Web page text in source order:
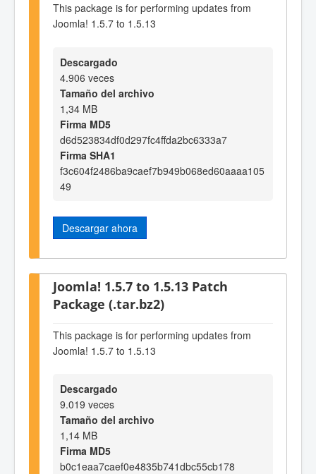
This package is for performing updates from
Joomla! 1.5.7 to 1.5.13
Descargado
4.906 veces
Tamaño del archivo
1,34 MB
Firma MD5
d6d523834df0d297fc4ffda2bc6333a7
Firma SHA1
f3c604f2486ba9caef7b949b068ed60aaaa105
49
Descargar ahora
Joomla! 1.5.7 to 1.5.13 Patch
Package (.tar.bz2)
This package is for performing updates from
Joomla! 1.5.7 to 1.5.13
Descargado
9.019 veces
Tamaño del archivo
1,14 MB
Firma MD5
b0c1eaa7caef0e4835b741dbc55cb178